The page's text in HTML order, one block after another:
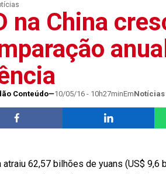
na China
Conteúdo 10/05/16 - 10h27minEmNotícias
atraiu 62,57 bilhões de yuans (US$